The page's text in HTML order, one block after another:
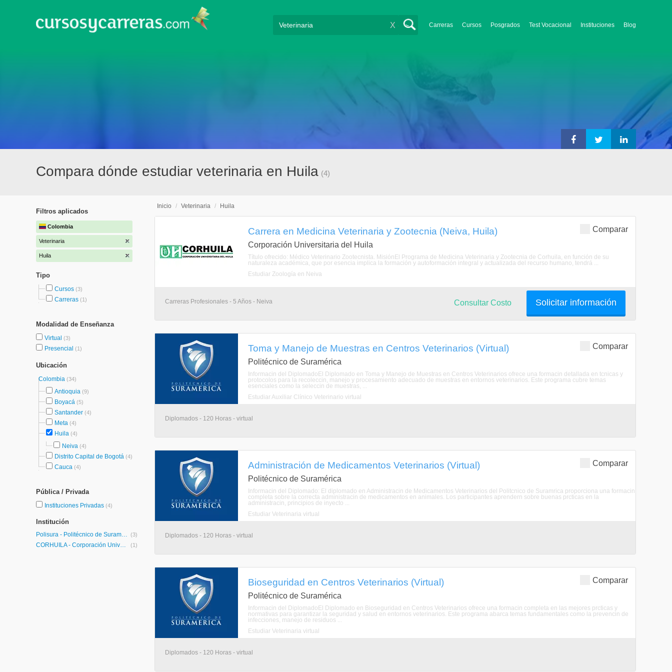
Carreras Cursos Posgrados Test Vocacional Instituciones Blog
X
Compara dónde estudiar veterinaria en Huila (4)
Filtros aplicados
Colombia
Veterinaria
Huila
Tipo
Cursos (3)
Carreras (1)
Modalidad de Enseñanza
Virtual (3)
Presencial (1)
Ubicación
Colombia (34)
Antioquia (9)
Boyacá (5)
Santander (4)
Meta (4)
Huila (4)
Neiva (4)
Distrito Capital de Bogotá (4)
Cauca (4)
Pública / Privada
Instituciones Privadas (4)
Institución
Polisura - Politécnico de Suramérica (3)
CORHUILA - Corporación Universitaria del Huila (1)
Inicio / Veterinaria / Huila
Comparar
Carrera en Medicina Veterinaria y Zootecnia (Neiva, Huila)
Corporación Universitaria del Huila
Título ofrecido: Médico Veterinario Zootecnista. MisiónEl Programa de Medicina Veterinaria y Zootecnia de Corhuila, en función de su
naturaleza académica, que por esencia implica la formación y autoformación integral y actualizada del recurso humano, tendrá ...
Estudiar Zoología en Neiva
Carreras Profesionales - 5 Años - Neiva Solicitar información
Consultar Costo
Comparar
Toma y Manejo de Muestras en Centros Veterinarios (Virtual)
Politécnico de Suramérica
Informacin del DiplomadoEl Diplomado en Toma y Manejo de Muestras en Centros Veterinarios ofrece una formacin detallada en tcnicas y
protocolos para la recoleccin, manejo y procesamiento adecuado de muestras en entornos veterinarios. Este programa cubre temas
esenciales como la seleccin de muestras, ...
Estudiar Auxiliar Clínico Veterinario virtual
Diplomados - 120 Horas - virtual
Comparar
Administración de Medicamentos Veterinarios (Virtual)
Politécnico de Suramérica
Informacin del Diplomado: El diplomado en Administracin de Medicamentos Veterinarios del Politcnico de Suramrica proporciona una formacin
completa sobre la correcta administracin de medicamentos en animales. Los participantes aprendern sobre buenas prcticas en la
administracin, principios de inyecto ...
Estudiar Veterinaria virtual
Diplomados - 120 Horas - virtual
Comparar
Bioseguridad en Centros Veterinarios (Virtual)
Politécnico de Suramérica
Informacin del DiplomadoEl Diplomado en Bioseguridad en Centros Veterinarios ofrece una formacin completa en las mejores prcticas y
normativas para garantizar la seguridad y salud en entornos veterinarios. Este programa abarca temas fundamentales como la prevencin de
infecciones, manejo de residuos ...
Estudiar Veterinaria virtual
Diplomados - 120 Horas - virtual